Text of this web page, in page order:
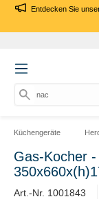
Entdecken Sie
nach
Küchengeräte
Gas-Kocher
Art.-Nr. 1001843